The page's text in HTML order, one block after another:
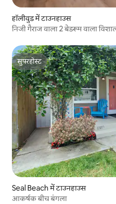
हॉलीवुड में टाउनहाउस
निजी गैराज वाला 2 बेडरूम वाला
सुपरहोस्ट
सुपरहोस्ट
Seal Beach में टाउनहाउस
आकर्षक बीच बंगला